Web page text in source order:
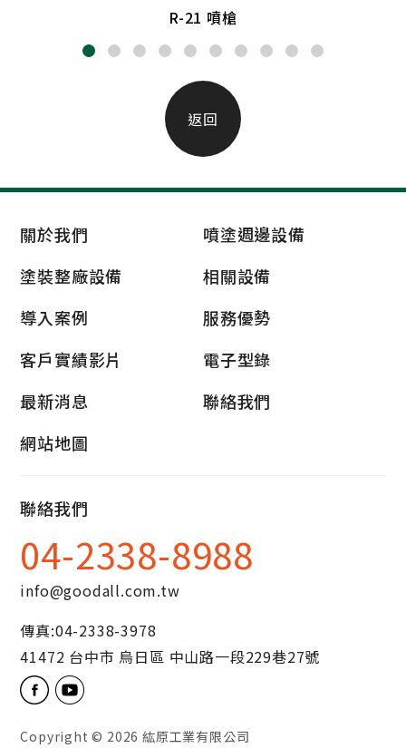
R-21 噴槍
返回
關於我們
噴塗週邊設備
塗裝整廠設備
相關設備
導入案例
服務優勢
客戶實績影片
電子型錄
最新消息
聯絡我們
網站地圖
聯絡我們
04-2338-8988
info@goodall.com.tw
傳真:04-2338-3978
41472 台中市 烏日區 中山路一段229巷27號
Copyright © 2026 紘原工業有限公司